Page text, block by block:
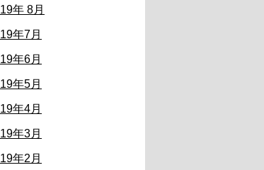
年 8月
年7月
年6月
年5月
年4月
年3月
年2月